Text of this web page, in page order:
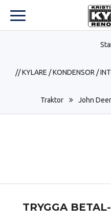
// KYLARE / KONDENSOR /
Traktor John
TRYGGA